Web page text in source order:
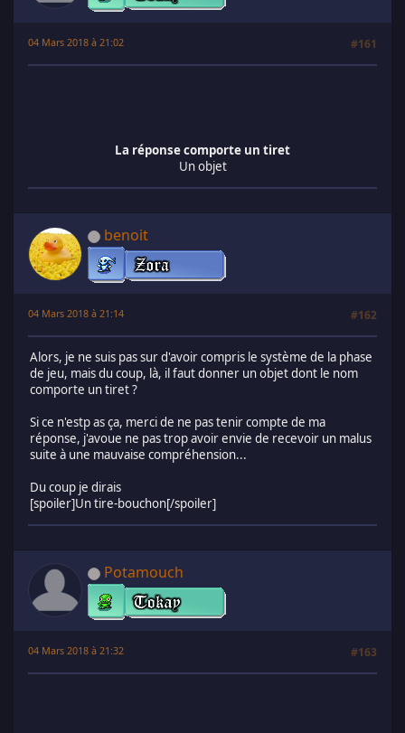
04 Mars 2018 à 21:02 #161
La réponse comporte un tiret
Un objet
benoit
04 Mars 2018 à 21:14 #162
Alors, je ne suis pas sur d'avoir compris le système de la phase
de jeu, mais du coup, là, il faut donner un objet dont le nom
comporte un tiret ?
Si ce n'estp as ça, merci de ne pas tenir compte de ma
réponse, j'avoue ne pas trop avoir envie de recevoir un malus
suite à une mauvaise compréhension...
Du coup je dirais
[spoiler]Un tire-bouchon[/spoiler]
Potamouch
04 Mars 2018 à 21:32 #163